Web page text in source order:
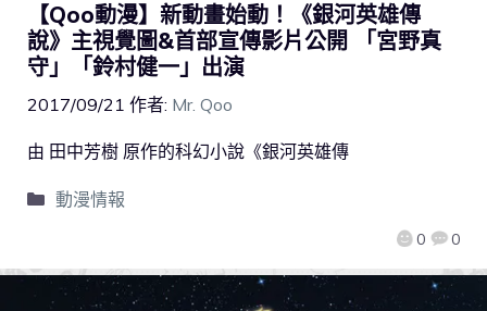
【Qoo動漫】新動畫始動！《銀河英雄傳
說》主視覺圖&首部宣傳影片公開 「宮野真
守」「鈴村健一」出演
2017/09/21 作者: Mr. Qoo
0 0
由 田中芳樹 原作的科幻小說《銀河英雄傳
動漫情報